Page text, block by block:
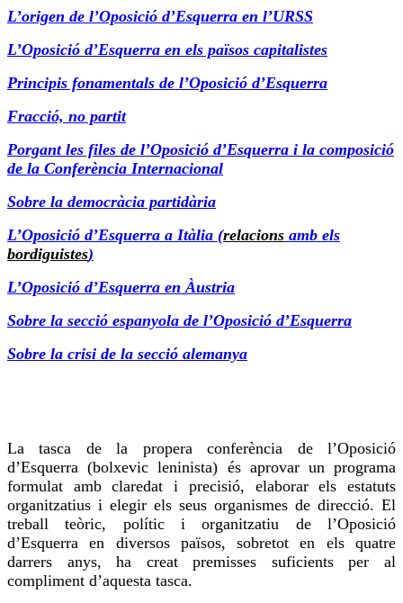
L’origen de l’Oposició d’Esquerra en l’URSS
L’Oposició d’Esquerra en els països capitalistes
Principis fonamentals de l’Oposició d’Esquerra
Fracció, no partit
Porgant les files de l’Oposició d’Esquerra i la composició
de la Conferència Internacional
Sobre la democràcia partidària
L’Oposició d’Esquerra a Itàlia (relacions amb els
bordiguistes)
L’Oposició d’Esquerra en Àustria
Sobre la secció espanyola de l’Oposició d’Esquerra
Sobre la crisi de la secció alemanya
La tasca de la propera conferència de l’Oposició
d’Esquerra (bolxevic leninista) és aprovar un programa
formulat amb claredat i precisió, elaborar els estatuts
organitzatius i elegir els seus organismes de direcció. El
treball teòric, polític i organitzatiu de l’Oposició
d’Esquerra en diversos països, sobretot en els quatre
darrers anys, ha creat premisses suficients per al
compliment d’aquesta tasca.